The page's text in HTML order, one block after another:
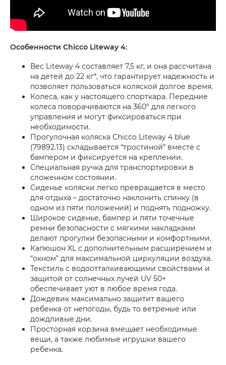
Особенности Chicco Liteway 4:
Вес Liteway 4 составляет 7,5 кг, и она рассчитана
на детей до 22 кг*, что гарантирует надежность и
позволяет пользоваться коляской долгое время.
Колеса, как у настоящего спорткара. Передние
колеса поворачиваются на 360° для легкого
управления и могут фиксироваться при
необходимости.
Прогулочная коляска Chicco Liteway 4 blue
(79892.13) складывается “тростиной” вместе с
бампером и фиксируется на креплении.
Специальная ручка для транспортировки в
сложенном состоянии.
Сиденье коляски легко превращается в место
для отдыха – достаточно наклонить спинку (в
одном из пяти положений) и поднять подножку.
Широкое сиденье, бампер и пяти точечные
ремни безопасности с мягкими накладками
делают прогулки безопасными и комфортными.
Капюшон XL с дополнительным расширением и
“окном” для максимальной циркуляции воздуха.
Текстиль с водоотталкивающими свойствами и
защитой от солнечных лучей UV 50+
обеспечивает уют в любое время года.
Дождевик максимально защитит вашего
ребенка от непогоды, будь то ветреные или
дождливые дни.
Просторная корзина вмещает необходимые
вещи, а также любимые игрушки вашего
ребенка.